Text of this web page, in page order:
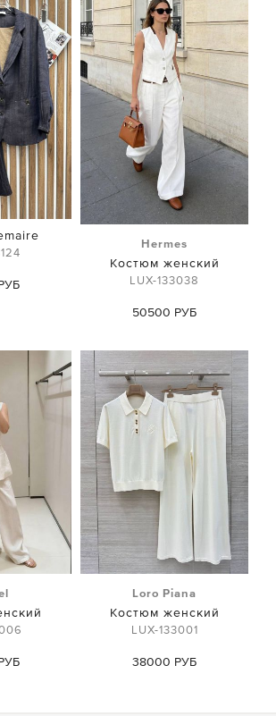
Hermes
Костюм женский
LUX-133038
50500 РУБ
Loro Piana
Костюм женский
LUX-133001
38000 РУБ